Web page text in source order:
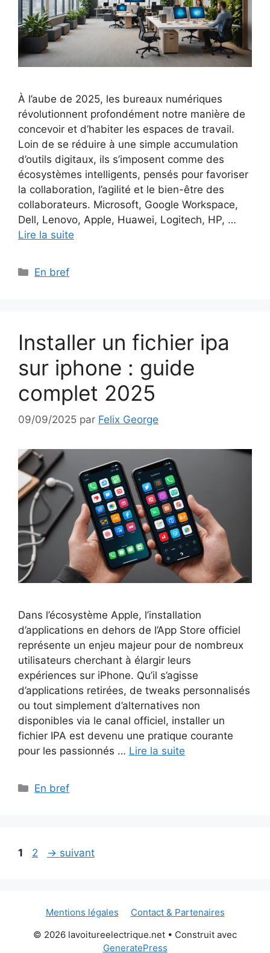
À l’aube de 2025, les bureaux numériques
révolutionnent profondément notre manière de
concevoir et d’habiter les espaces de travail.
Loin de se réduire à une simple accumulation
d’outils digitaux, ils s’imposent comme des
écosystèmes intelligents, pensés pour favoriser
la collaboration, l’agilité et le bien-être des
collaborateurs. Microsoft, Google Workspace,
Dell, Lenovo, Apple, Huawei, Logitech, HP, …
Lire la suite
Catégories
En bref
Installer un fichier ipa
sur iphone : guide
complet 2025
09/09/2025 par Felix George
Dans l’écosystème Apple, l’installation
d’applications en dehors de l’App Store officiel
représente un enjeu majeur pour de nombreux
utilisateurs cherchant à élargir leurs
expériences sur iPhone. Qu’il s’agisse
d’applications retirées, de tweaks personnalisés
ou tout simplement d’alternatives non
disponibles via le canal officiel, installer un
fichier IPA est devenu une pratique courante
pour les passionnés … Lire la suite
Catégories
En bref
Page
1 Page
2 → suivant
Mentions légales
Contact & Partenaires
© 2026 lavoitureelectrique.net • Construit avec
GeneratePress